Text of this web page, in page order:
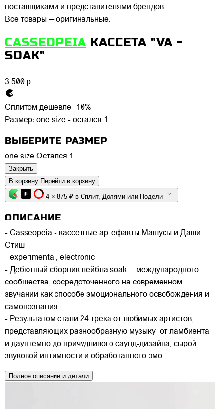
поставщиками и представителями брендов.
Все товары — оригинальные.
CASSEOPEIA КАССЕТА "VA -
SOAK"
3 500 р.
Сплитом дешевле -10%
Размер: one size - остался 1
ВЫБЕРИТЕ РАЗМЕР
one size Остался 1
Закрыть
В корзину Перейти в корзину
4 × 875 ₽ в Сплит, Долями или Подели
ОПИСАНИЕ
- Casseopeia - кассетные артефакты Машусы и Даши
Стиш
- experimental, electronic
- Дебютный сборник лейбла soak — международного
сообщества, сосредоточенного на современном
звучании как способе эмоционального освобождения и
самопознания.
- Результатом стали 24 трека от любимых артистов,
представляющих разнообразную музыку: от ламбиента
и даунтемпо до причудливого саунд-дизайна, сырой
звуковой интимности и обработанного эмо.
Полное описание и детали